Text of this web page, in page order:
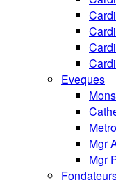
Eveques
Mgr
Mgr